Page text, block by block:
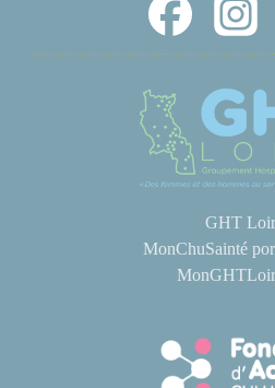
GHT
MonChuSainté